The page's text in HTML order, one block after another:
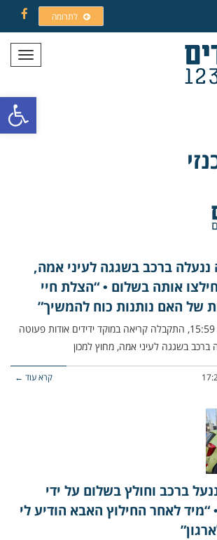
פתח
לתרומה
תפריט
ננעלה ברכב בשגגה לעיני אמה,
אותה בשלום • “הצלת חיי
של האם נותנות כוח להמשיך”
אתמול (חמישי), בשעה 15:59, התקבלה קריאה במוקד ידידים אודות פעוטה
בשגגה לעיני אמה, מחוץ למכון
קרא עוד ←
ברכב וחולץ בשלום על ידי
“מיד לאחר החילוץ האבא הודיע לי